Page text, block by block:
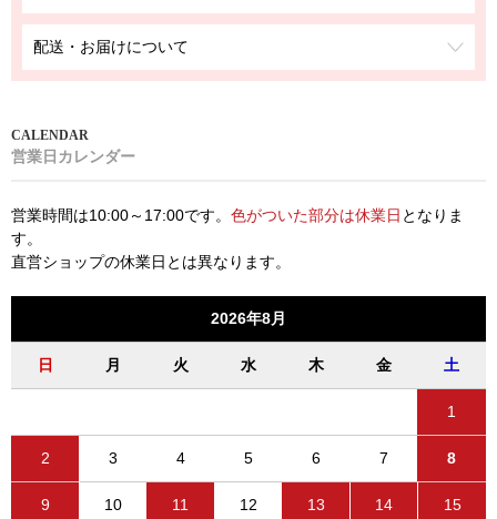
配送・お届けについて
営業日カレンダー
営業時間は10:00～17:00です。 色がついた部分は休業日 となりま
す。
直営ショップの休業日とは異なります。
2026年8月
日 月 火 水 木 金 土
1
2 3 4 5 6 7 8
9 10 11 12 13 14 15